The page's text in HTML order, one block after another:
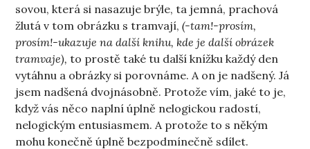
sovou, která si nasazuje brýle, ta jemná, prachová
žlutá v tom obrázku s tramvají,(-tam!-prosím,
prosím!-ukazuje na další knihu, kde je další obrázek
tramvaje),to prostě také tu další knížku každý den
vytáhnu a obrázky si porovnáme. A on je nadšený. Já
jsem nadšená dvojnásobně. Protože vím, jaké to je,
když vás něco naplní úplně nelogickou radostí,
nelogickým entusiasmem. A protože to s někým
mohu konečně úplně bezpodmínečně sdílet.